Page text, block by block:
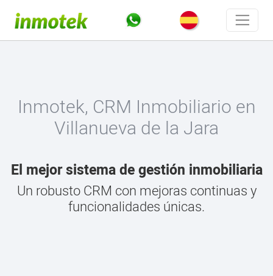
Inmotek, CRM Inmobiliario en
Villanueva de la Jara
El mejor sistema de gestión inmobiliaria
Un robusto CRM con mejoras continuas y
funcionalidades únicas.